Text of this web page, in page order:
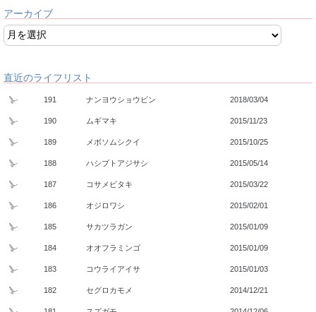
アーカイブ
直近のライフリスト
191 ナンヨウショウビン 2018/03/04
190 ムギマキ 2015/11/23
189 メボソムシクイ 2015/10/25
188 ハシブトアジサシ 2015/05/14
187 コサメビタキ 2015/03/22
186 オジロワシ 2015/02/01
185 サカツラガン 2015/01/09
184 オオフラミンゴ 2015/01/09
183 コウライアイサ 2015/01/03
182 セグロカモメ 2014/12/21